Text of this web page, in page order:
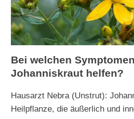
Bei welchen
Johanniskraut helfen?
Hausarzt Nebra (Unstrut):
Heilpflanze, die äußerlich und